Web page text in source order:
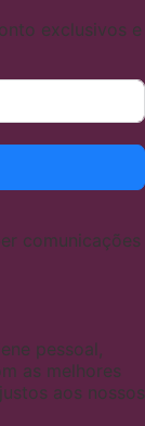
exclusivos e
comunicações
pessoal,
as melhores
aos nossos